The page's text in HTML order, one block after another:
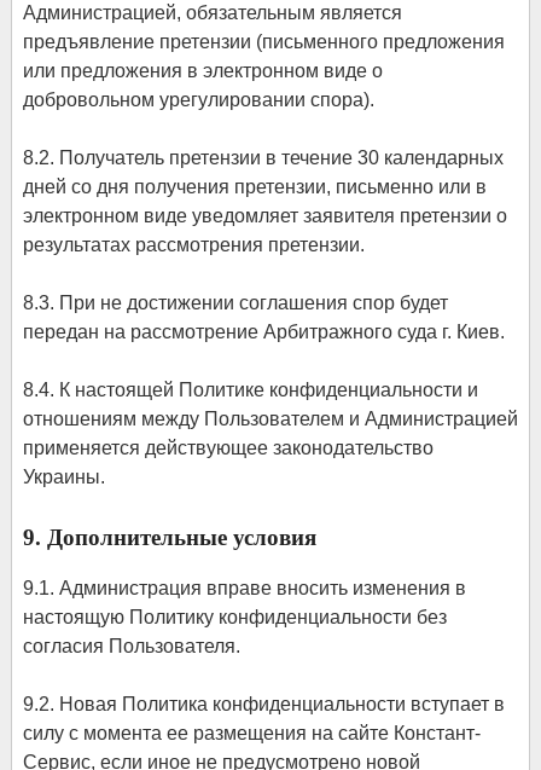
Администрацией, обязательным является
предъявление претензии (письменного предложения
или предложения в электронном виде о
добровольном урегулировании спора).
8.2. Получатель претензии в течение 30 календарных
дней со дня получения претензии, письменно или в
электронном виде уведомляет заявителя претензии о
результатах рассмотрения претензии.
8.3. При не достижении соглашения спор будет
передан на рассмотрение Арбитражного суда г. Киев.
8.4. К настоящей Политике конфиденциальности и
отношениям между Пользователем и Администрацией
применяется действующее законодательство
Украины.
9. Дополнительные условия
9.1. Администрация вправе вносить изменения в
настоящую Политику конфиденциальности без
согласия Пользователя.
9.2. Новая Политика конфиденциальности вступает в
силу с момента ее размещения на сайте Констант-
Сервис, если иное не предусмотрено новой